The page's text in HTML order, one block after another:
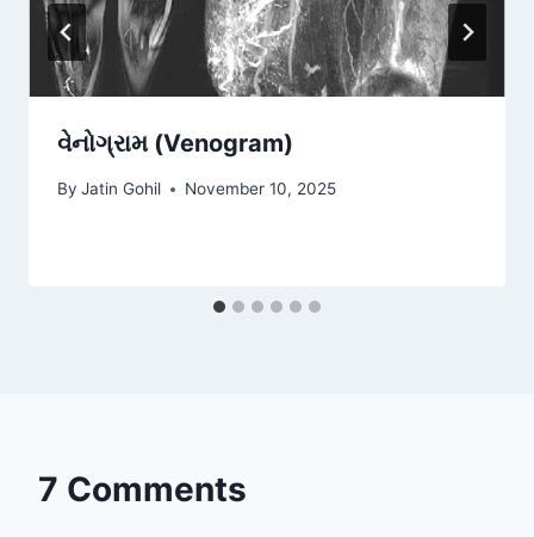
વેનોગ્રામ (Venogram)
By Jatin Gohil November 10, 2025
7 Comments